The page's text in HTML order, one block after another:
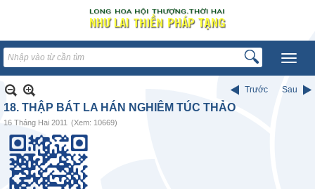
Trước Sau
18. THẬP BÁT LA HÁN NGHIÊM TÚC THẢO
16 Tháng Hai 2011 (Xem: 10669)